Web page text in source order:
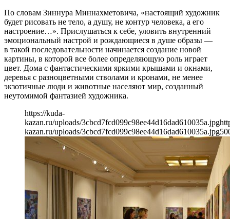
По словам Зиннура Миннахметовича, «настоящий художник
будет рисовать не тело, а душу, не контур человека, а его
настроение…». Прислушаться к себе, уловить внутренний
эмоциональный настрой и рождающиеся в душе образы —
в такой последовательности начинается создание новой
картины, в которой все более определяющую роль играет
цвет. Дома с фантастическими яркими крышами и окнами,
деревья с разноцветными стволами и кронами, не менее
экзотичные люди и животные населяют мир, созданный
неутомимой фантазией художника.
https://kuda-
kazan.ru/uploads/3cbcd7fcd099c98ee44d16dad610035a.jpg
kazan.ru/uploads/3cbcd7fcd099c98ee44d16dad610035a.jpg